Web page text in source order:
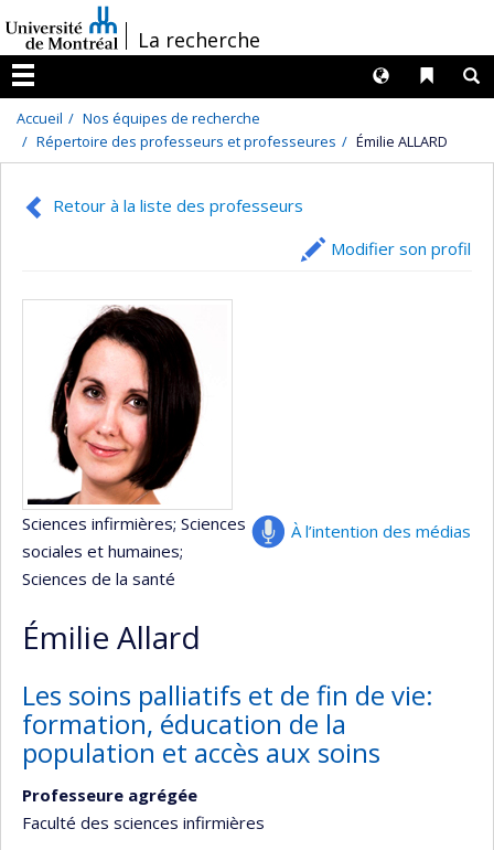
au
contenu
/La recherche
Menu
Liens
Langues
Accueil
Nos équipes de recherche
Répertoire des professeurs et professeures
Émilie ALLARD
Retour à la liste des professeurs
Modifier son profil
À l’intention des médias
Sciences infirmières; Sciences
sociales et humaines;
Sciences de la santé
Émilie Allard
Les soins palliatifs et de fin de vie:
formation, éducation de la
population et accès aux soins
Professeure agrégée
Faculté des sciences infirmières